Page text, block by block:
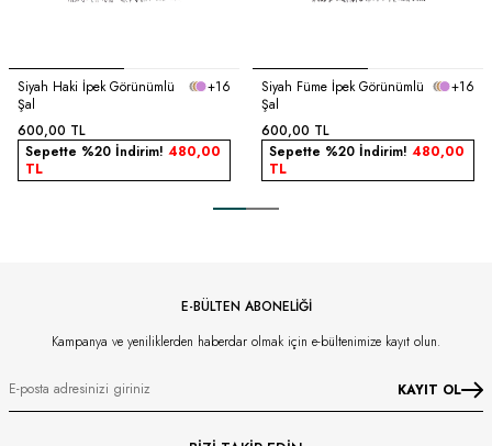
Siyah Haki İpek Görünümlü
Şal
+16
600,00 TL
Sepette %20 İndirim! 480,00
TL
Siyah Füme İpek Görünümlü
Şal
+16
600,00 TL
Sepette %20 İndirim! 480,00
TL
E-BÜLTEN ABONELİĞİ
Kampanya ve yeniliklerden haberdar olmak için e-bültenimize kayıt olun.
KAYIT OL